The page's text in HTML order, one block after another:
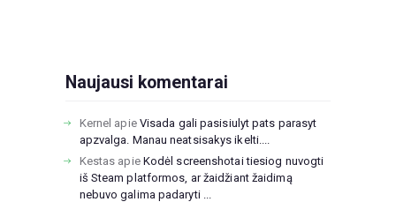
Naujausi komentarai
Kernel apie Visada gali pasisiulyt pats parasyt
apzvalga. Manau neatsisakys ikelti....
Kestas apie Kodėl screenshotai tiesiog nuvogti
iš Steam platformos, ar žaidžiant žaidimą
nebuvo galima padaryti ...